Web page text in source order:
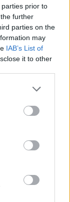
prior to
further
parties on the
may
IAB’s List of
it to other